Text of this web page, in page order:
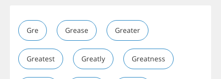
Gre Grease Greater
Greatest Greatly Greatness